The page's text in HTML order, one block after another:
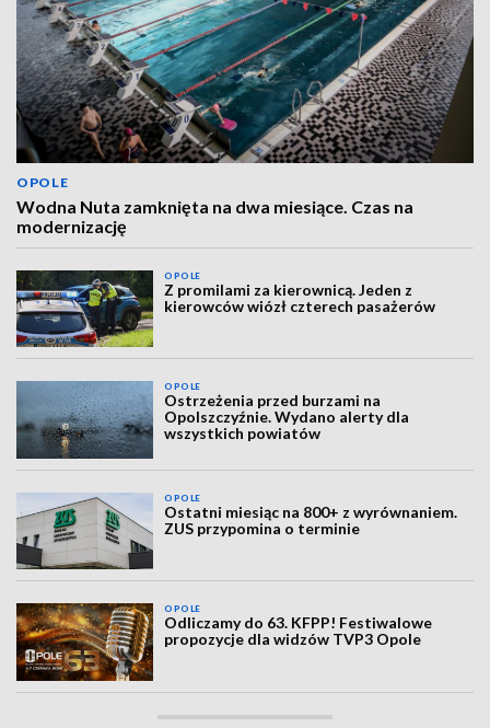
OPOLE
Wodna Nuta zamknięta na dwa miesiące. Czas na
modernizację
OPOLE
Z promilami za kierownicą. Jeden z
kierowców wiózł czterech pasażerów
OPOLE
Ostrzeżenia przed burzami na
Opolszczyźnie. Wydano alerty dla
wszystkich powiatów
OPOLE
Ostatni miesiąc na 800+ z wyrównaniem.
ZUS przypomina o terminie
OPOLE
Odliczamy do 63. KFPP! Festiwalowe
propozycje dla widzów TVP3 Opole